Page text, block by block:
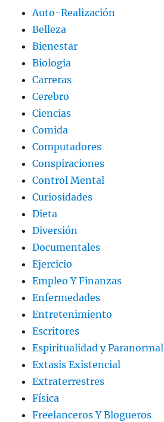
Auto-Realización
Belleza
Bienestar
Biologia
Carreras
Cerebro
Ciencias
Comida
Computadores
Conspiraciones
Control Mental
Curiosidades
Dieta
Diversión
Documentales
Ejercicio
Empleo Y Finanzas
Enfermedades
Entretenimiento
Escritores
Espiritualidad y Paranormal
Extasis Existencial
Extraterrestres
Física
Freelanceros Y Blogueros